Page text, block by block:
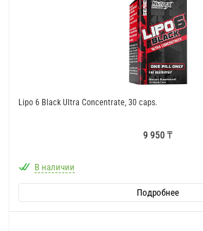
Lipo 6 Black Ultra Concentrate, 30 caps.
9 950 ₸
В наличии
Подробнее